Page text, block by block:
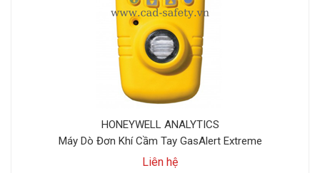
HONEYWELL ANALYTICS
Máy Dò Đơn Khí Cầm Tay GasAlert Extreme
Liên hệ